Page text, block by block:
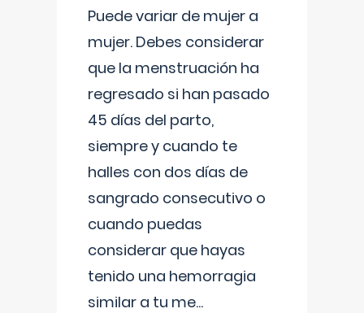
Puede variar de mujer a
mujer. Debes considerar
que la menstruación ha
regresado si han pasado
45 días del parto,
siempre y cuando te
halles con dos días de
sangrado consecutivo o
cuando puedas
considerar que hayas
tenido una hemorragia
similar a tu me...